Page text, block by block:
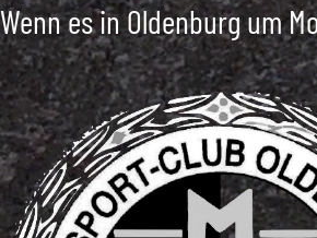
Wenn es in Oldenburg um